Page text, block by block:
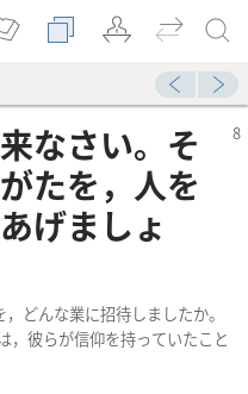
なさい。そ
たを，人を
げましょ
どんな業に招待しましたか。
，彼らが信仰を持っていたこと